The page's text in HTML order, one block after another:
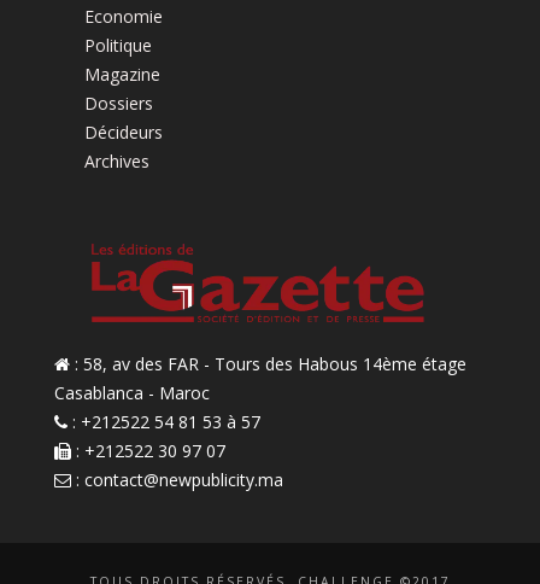
Economie
Politique
Magazine
Dossiers
Décideurs
Archives
: 58, av des FAR - Tours des Habous 14ème étage
Casablanca - Maroc
: +212522 54 81 53 à 57
: +212522 30 97 07
: contact@newpublicity.ma